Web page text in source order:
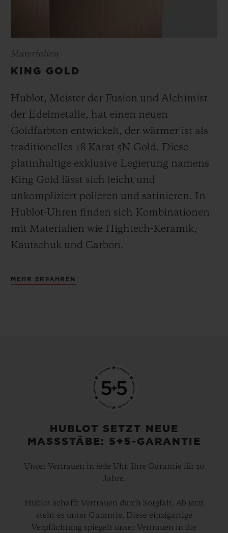
Materialien
KING GOLD
Hublot, Meister der Fusion und Alchimist
der Edelmetalle, hat einen neuen
Goldfarbton entwickelt, der wärmer ist als
traditionelles 18 Karat 5N Gold. Diese
platinhaltige exklusive Legierung namens
King Gold lässt sich leicht und
unkompliziert polieren und satinieren. In
Hublot-Uhren finden sich Kombinationen
mit Materialien wie Hightech-Keramik,
Kautschuk und Carbon.
MEHR ERFAHREN
HUBLOT SETZT NEUE
MASSSTÄBE: 5+5-GARANTIE
Unser Vertrauen in jede Uhr. Ihre Garantie für 10
Jahre.
Hublot schafft Vertrauen durch Sorgfalt. Ab jetzt
steht es unter Garantie. Diese einzigartige
Verpflichtung spiegelt unser Vertrauen in die